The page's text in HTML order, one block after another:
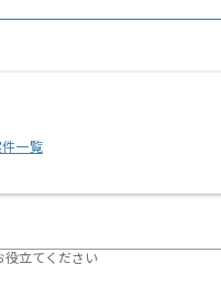
件一覧
役立てください